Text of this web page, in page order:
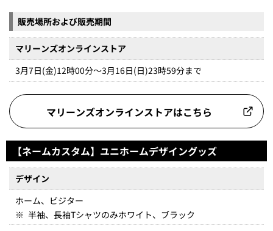
販売場所および販売期間
マリーンズオンラインストア
3月7日(金)12時00分～3月16日(日)23時59分まで
マリーンズオンラインストアはこちら
【ネームカスタム】ユニホームデザイングッズ
デザイン
ホーム、ビジター
※ 半袖、長袖Tシャツのみホワイト、ブラック